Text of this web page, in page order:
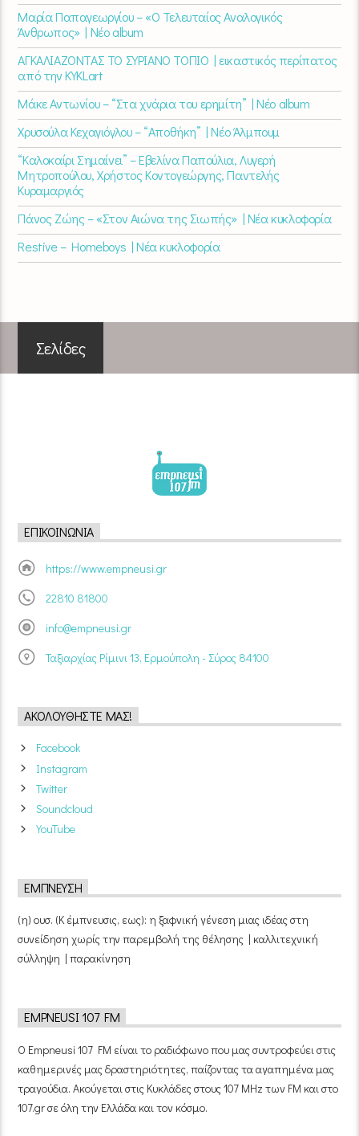
Μαρία Παπαγεωργίου – «Ο Τελευταίος Αναλογικός
Άνθρωπος» | Νέο album
ΑΓΚΑΛΙΑΖΟΝΤΑΣ ΤΟ ΣΥΡΙΑΝΟ ΤΟΠΙΟ | εικαστικός περίπατος
από την KYKLart
Μάκε Αντωνίου – “Στα χνάρια του ερημίτη” | Νέο album
Χρυσούλα Κεχαγιόγλου – “Αποθήκη” | Νέο Άλμπουμ
“Καλοκαίρι Σημαίνει” – Εβελίνα Παπούλια, Λυγερή
Μητροπούλου, Χρήστος Κοντογεώργης, Παντελής
Κυραμαργιός
Πάνος Ζώης – «Στον Αιώνα της Σιωπής» | Νέα κυκλοφορία
Restive – Homeboys | Νέα κυκλοφορία
Σελίδες
ΕΠΙΚΟΙΝΩΝΊΑ
https://www.empneusi.gr
22810 81800
info@empneusi.gr
Ταξιαρχίας Ρίμινι 13, Ερμούπολη - Σύρος 84100
ΑΚΟΛΟΥΘΉΣΤΕ ΜΑΣ!
Facebook
Instagram
Twitter
Soundcloud
YouTube
ΈΜΠΝΕΥΣΗ
(η) ουσ. (Κ έμπνευσις, εως): η ξαφνική γένεση μιας ιδέας στη
συνείδηση χωρίς την παρεμβολή της θέλησης | καλλιτεχνική
σύλληψη | παρακίνηση
EMPNEUSI 107 FM
Ο Empneusi 107 FM είναι το ραδιόφωνο που μας συντροφεύει στις
καθημερινές μας δραστηριότητες, παίζοντας τα αγαπημένα μας
τραγούδια. Ακούγεται στις Κυκλάδες στους 107 MHz των FM και στο
107.gr σε όλη την Ελλάδα και τον κόσμο.